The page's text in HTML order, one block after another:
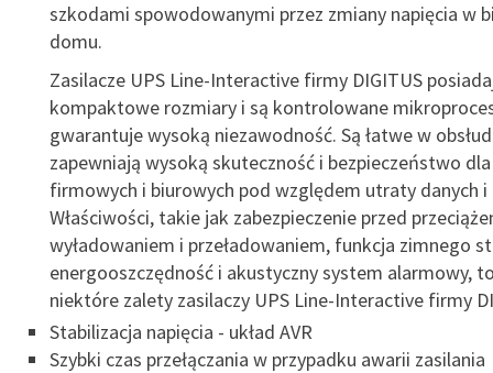
szkodami spowodowanymi przez zmiany napięcia w
domu.
Zasilacze UPS Line-Interactive firmy DIGITUS
kompaktowe rozmiary i są kontrolowane
gwarantuje wysoką niezawodność. Są łatwe w
zapewniają wysoką skuteczność i bezpieczeństwo
firmowych i biurowych pod względem utraty danych i
Właściwości, takie jak zabezpieczenie przed
wyładowaniem i przeładowaniem, funkcja zimnego
energooszczędność i akustyczny system alarmowy,
niektóre zalety zasilaczy UPS Line-Interactive firmy
Stabilizacja napięcia - układ AVR
Szybki czas przełączania w przypadku awarii zasilania